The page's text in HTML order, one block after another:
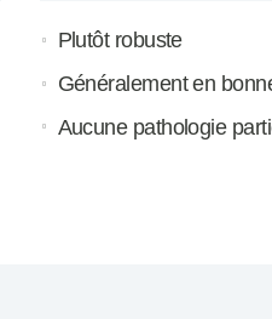
Plutôt robuste
Généralement en
Aucune pathologie